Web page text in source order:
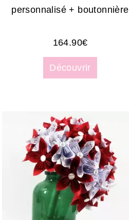
personnalisé + boutonnière
164.90€
Découvrir